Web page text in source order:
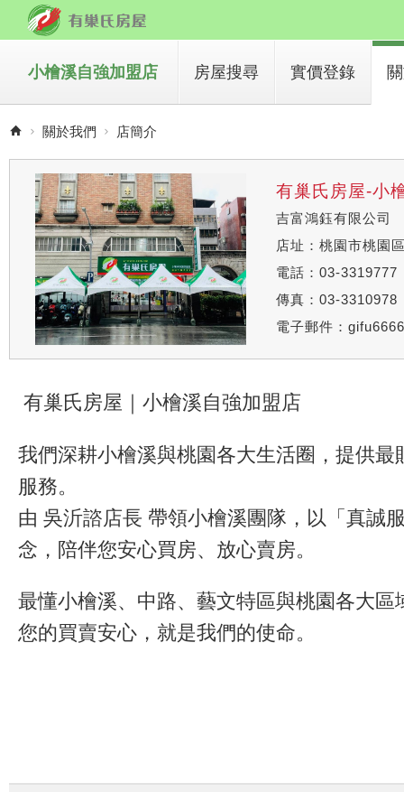
小檜溪自強加盟店 房屋搜尋 實價登錄
關於我們 店簡介
有巢氏房屋-小
吉富鴻鈺有限公司
店址：桃園市桃園
電話：03-3319777
傳真：03-3310978
電子郵件：
有巢氏房屋｜小檜溪自強加盟店
我們深耕小檜溪與桃園各大生活圈，提供
服務。
由 吳沂諮店長 帶領小檜溪團隊，以「真誠
念，陪伴您安心買房、放心賣房。
最懂小檜溪、中路、藝文特區與桃園各大區
您的買賣安心，就是我們的使命。